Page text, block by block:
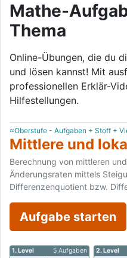
Mathe-
Thema
Online-Übungen, die du
und lösen kannst! Mit
professionellen Erklär-
Hilfestellungen.
≈Oberstufe - Aufgaben + Stoff +
Mittlere und
Berechnung von mittleren
Änderungsraten mittels
Differenzenquotient bzw.
Aufgabe starten
1. Level 5 Aufgaben 2. Level